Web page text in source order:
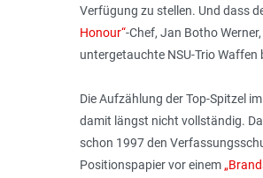
Verfügung zu stellen. Und dass
Honour“-Chef, Jan Botho
untergetauchte NSU-Trio Waffen
Die Aufzählung der Top-Spitzel
damit längst nicht vollständig.
schon 1997 den
Positionspapier vor einem